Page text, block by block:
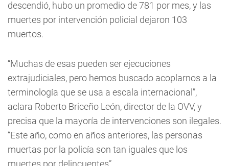
descendió, hubo un promedio de 781 por mes, y las
muertes por intervención policial dejaron 103
muertos.
“Muchas de esas pueden ser ejecuciones
extrajudiciales, pero hemos buscado acoplarnos a la
terminología que se usa a escala internacional”,
aclara Roberto Briceño León, director de la OVV, y
precisa que la mayoría de intervenciones son ilegales.
“Este año, como en años anteriores, las personas
muertas por la policía son tan iguales que los
muertes por delincuentes”.